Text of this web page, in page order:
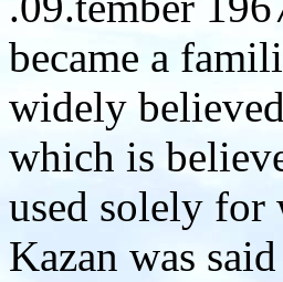
became a
widely
which is
used solely for
Kazan was